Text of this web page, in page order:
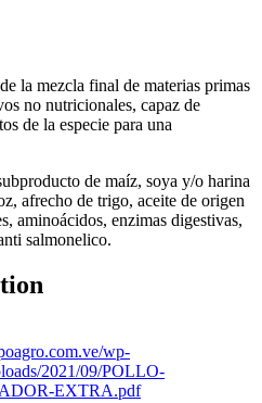
la mezcla final de materias primas
no nutricionales, capaz de
de la especie para una
de maíz, soya y/o harina
afrecho de trigo, aceite de origen
aminoácidos, enzimas digestivas,
salmonelico.
wp-
2021/09/POLLO-
EXTRA.pdf